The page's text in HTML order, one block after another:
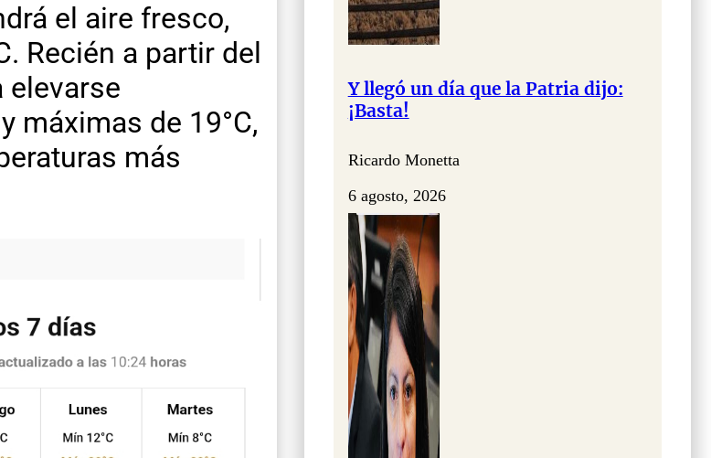
el aire fresco,
Recién a partir del
elevarse
máximas de 19°C,
más
Y llegó un día que la Patria dijo:
¡Basta!
Ricardo Monetta
6 agosto, 2026